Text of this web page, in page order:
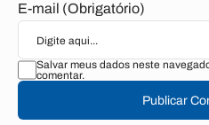
E-mail (Obrigatório)
Salvar meus dados neste
comentar.
Publicar